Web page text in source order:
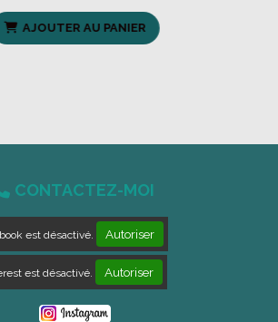
AJOUTER AU PANIER
CONTACTEZ-MOI
est désactivé. Autoriser
est désactivé. Autoriser